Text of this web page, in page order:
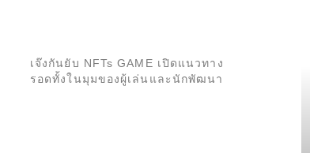
เจ๊งกันยับ NFTs GAME เปิดแนวทาง
รอดทั้งในมุมของผู้เล่นและนักพัฒนา